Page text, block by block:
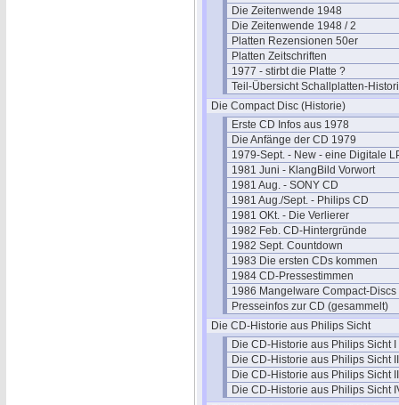
Die Zeitenwende 1948
Die Zeitenwende 1948 / 2
Platten Rezensionen 50er
Platten Zeitschriften
1977 - stirbt die Platte ?
Teil-Übersicht Schallplatten-
Die Compact Disc (Historie)
Erste CD Infos aus 1978
Die Anfänge der CD 1979
1979-Sept. - New - eine Digitale
1981 Juni - KlangBild Vorwort
1981 Aug. - SONY CD
1981 Aug./Sept. - Philips CD
1981 OKt. - Die Verlierer
1982 Feb. CD-Hintergründe
1982 Sept. Countdown
1983 Die ersten CDs kommen
1984 CD-Pressestimmen
1986 Mangelware Compact-Discs
Presseinfos zur CD (gesammelt)
Die CD-Historie aus Philips Sicht
Die CD-Historie aus Philips Sicht I
Die CD-Historie aus Philips Sicht II
Die CD-Historie aus Philips Sicht
Die CD-Historie aus Philips Sicht